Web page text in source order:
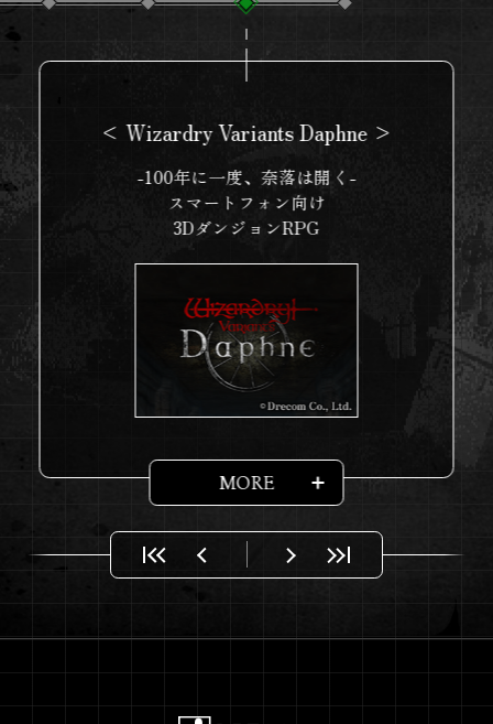
秋葉原 書泉ブックタワーにて
『Wizardry POP UP SHOP』が
3月19日より期間限定でオープ
『Wizardry外伝 五つの試練』
Nintendo Switchパッケージ版 発
売
Steam®版ウィッシュリスト登録
開始！
『Wizardry: Proving Grounds of
the Mad Overlord』が第67回グラ
ミー賞最優秀ビデオゲーム/インタ
ラクティブメディア作品スコア・
【サイト更新】『Twelve Goblins
2025.1.30
『Wizardry外伝 五つの試練』
< Wizardry Variants Daphne >
-100年に一度、奈落は開く-
スマートフォン向け
3DダンジョンRPG
MORE